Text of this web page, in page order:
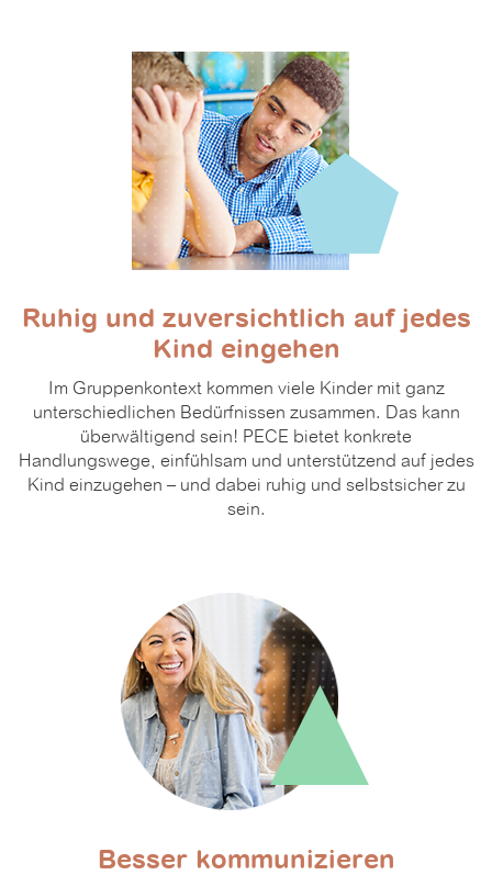
Ruhig und zuversichtlich auf jedes
Kind eingehen
Im Gruppenkontext kommen viele Kinder mit ganz
unterschiedlichen Bedürfnissen zusammen. Das kann
überwältigend sein! PECE bietet konkrete
Handlungswege, einfühlsam und unterstützend auf jedes
Kind einzugehen – und dabei ruhig und selbstsicher zu
sein.
Besser kommunizieren